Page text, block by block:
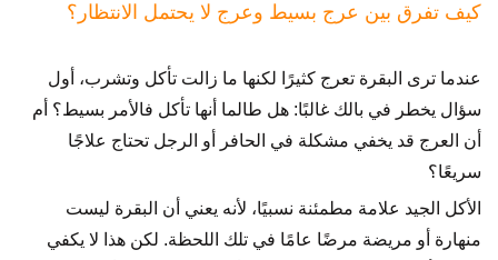
كيف تفرق بين عرج بسيط وعرج لا يحتمل الانتظار؟
عندما ترى البقرة تعرج كثيرًا لكنها ما زالت تأكل وتشرب، أول
سؤال يخطر في بالك غالبًا: هل طالما أنها تأكل فالأمر بسيط؟ أم
أن العرج قد يخفي مشكلة في الحافر أو الرجل تحتاج علاجًا
سريعًا؟
الأكل الجيد علامة مطمئنة نسبيًا، لأنه يعني أن البقرة ليست
منهارة أو مريضة مرضًا عامًا في تلك اللحظة. لكن هذا لا يكفي